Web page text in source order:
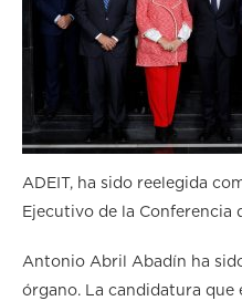
ADEIT, ha sido reelegida
Ejecutivo de la Conferencia
Antonio Abril Abadín ha
órgano. La candidatura que